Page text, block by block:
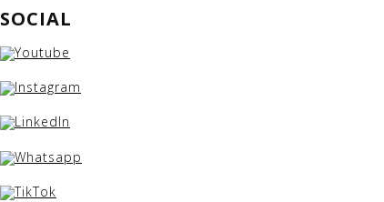
SOCIAL